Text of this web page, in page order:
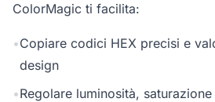
ColorMagic ti facilita:
•Copiare codici HEX precisi e
design
•Regolare luminosità,